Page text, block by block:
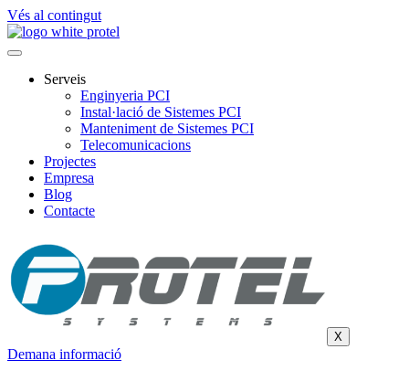
Vés al contingut
Serveis
Enginyeria PCI
Instal·lació de Sistemes PCI
Manteniment de Sistemes PCI
Telecomunicacions
Projectes
Empresa
Blog
Contacte
X
Demana informació